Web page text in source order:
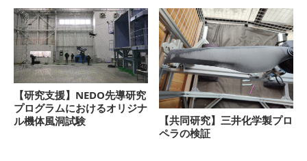
【研究支援】NEDO先導研究
プログラムにおけるオリジナ
ル機体風洞試験
【共同研究】三井化学製プロ
ペラの検証